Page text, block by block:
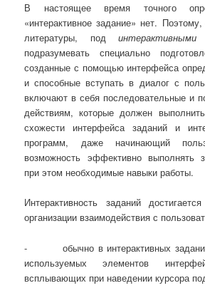
В настоящее время точного
«интерактивное задание» нет.
литературы, под интерактивными
подразумевать специально
созданные с помощью интерфейса
и способные вступать в диалог с
включают в себя последовательные и
действиям, которые должен
схожести интерфейса заданий и
программ, даже начинающий
возможность эффективно выполнять
при этом необходимые навыки работы.
Интерактивность заданий
организации взаимодействия с
- обычно в интерактивных
используемых элементов
всплывающих при наведении курсора